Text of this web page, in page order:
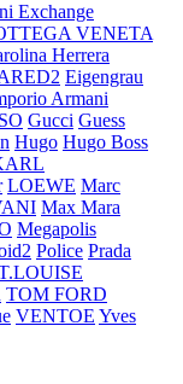
Exchange
VENETA
Herrera
Eigengrau
Armani
Gucci Guess
Hugo Hugo Boss
LOEWE Marc
Max Mara
Megapolis
Police Prada
TOM FORD
VENTOE Yves